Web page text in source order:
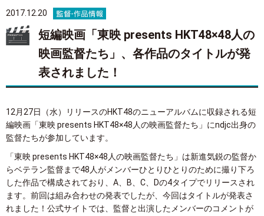
2017.12.20
短編映画「東映 presents HKT48×48人の
映画監督たち」、各作品のタイトルが発
表されました！
12月27日（水）リリースのHKT48のニューアルバムに収録される短
編映画「東映 presents HKT48×48人の映画監督たち」にndjc出身の
監督たちが参加しています。
「東映 presents HKT48×48人の映画監督たち」は新進気鋭の監督か
らベテラン監督まで48人がメンバーひとりひとりのために撮り下ろ
した作品で構成されており、A、B、C、Dの4タイプでリリースされ
ます。前回は組み合わせの発表でしたが、今回はタイトルが発表さ
れました！公式サイトでは、監督と出演したメンバーのコメントが